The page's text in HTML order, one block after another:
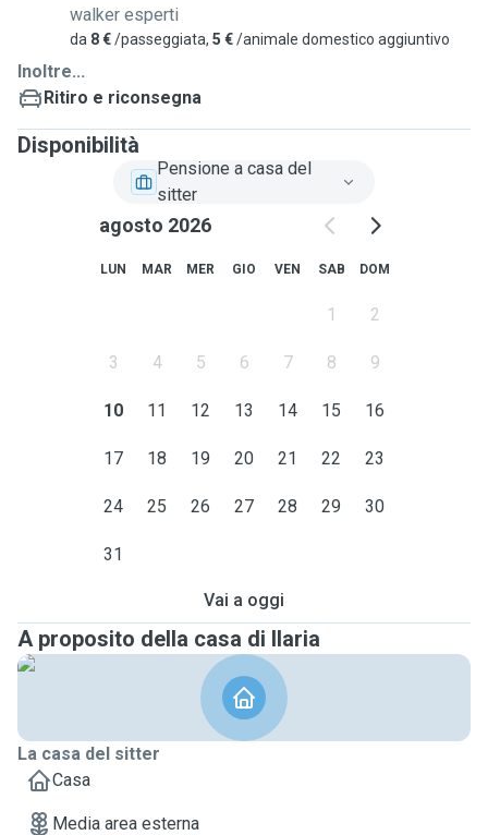
walker esperti
da 8 €/passeggiata, 5 €/animale domestico aggiuntivo
Inoltre...
Ritiro e riconsegna
Disponibilità
Pensione a casa del
sitter
agosto 2026
LUN MAR MER GIO VEN SAB DOM
1 2
3 4 5 6 7 8 9
10 11 12 13 14 15 16
17 18 19 20 21 22 23
24 25 26 27 28 29 30
31
Vai a oggi
A proposito della casa di Ilaria
La casa del sitter
Casa
Media area esterna